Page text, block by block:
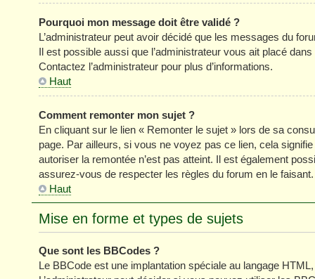
Pourquoi mon message doit être validé ?
L’administrateur peut avoir décidé que les messages du
Il est possible aussi que l’administrateur vous ait placé
Contactez l’administrateur pour plus d’informations.
Haut
Comment remonter mon sujet ?
En cliquant sur le lien « Remonter le sujet » lors de sa
page. Par ailleurs, si vous ne voyez pas ce lien, cela
autoriser la remontée n’est pas atteint. Il est également
assurez-vous de respecter les règles du forum en le faisant.
Haut
Mise en forme et types de sujets
Que sont les BBCodes ?
Le BBCode est une implantation spéciale au langage